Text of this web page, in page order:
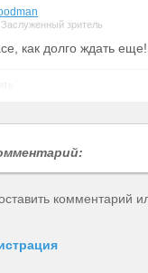
Заслуженный зритель
как долго ждать еще!
комментарий